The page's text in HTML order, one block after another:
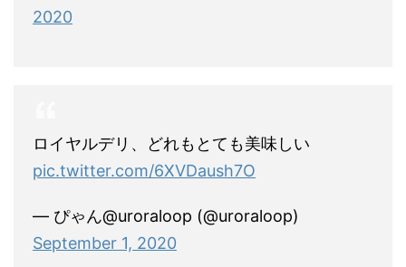
2020
ロイヤルデリ、どれもとても美味しい
pic.twitter.com/6XVDaush7O
— ぴゃん@uroraloop (@uroraloop)
September 1, 2020